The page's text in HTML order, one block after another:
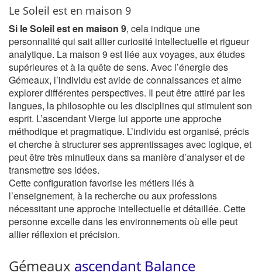
Le Soleil est en maison 9
Si le Soleil est en maison 9, cela indique une
personnalité qui sait allier curiosité intellectuelle et rigueur
analytique. La maison 9 est liée aux voyages, aux études
supérieures et à la quête de sens. Avec l’énergie des
Gémeaux, l’individu est avide de connaissances et aime
explorer différentes perspectives. Il peut être attiré par les
langues, la philosophie ou les disciplines qui stimulent son
esprit. L’ascendant Vierge lui apporte une approche
méthodique et pragmatique. L’individu est organisé, précis
et cherche à structurer ses apprentissages avec logique, et
peut être très minutieux dans sa manière d’analyser et de
transmettre ses idées.
Cette configuration favorise les métiers liés à
l’enseignement, à la recherche ou aux professions
nécessitant une approche intellectuelle et détaillée. Cette
personne excelle dans les environnements où elle peut
allier réflexion et précision.
Gémeaux ascendant Balance